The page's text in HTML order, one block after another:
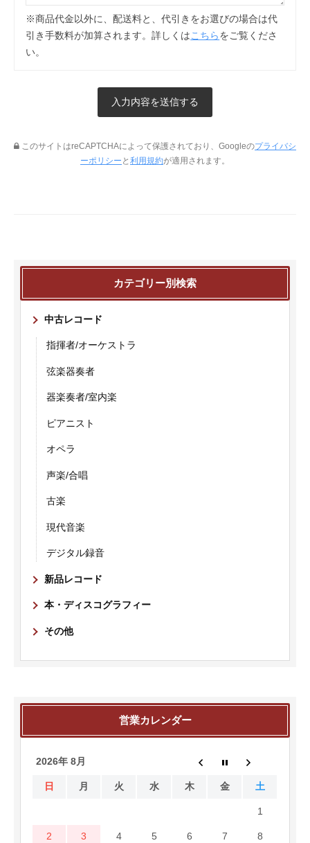
※商品代金以外に、配送料と、代引きをお選びの場合は代
引き手数料が加算されます。詳しくは こちら をご覧くださ
い。
このサイトはreCAPTCHAによって保護されており、Googleのプライバシ
ーポリシー と 利用規約が適用されます。
カテゴリー別検索
中古レコード
指揮者/オーケストラ
弦楽器奏者
器楽奏者/室内楽
ピアニスト
オペラ
声楽/合唱
古楽
現代音楽
デジタル録音
新品レコード
本・ディスコグラフィー
その他
営業カレンダー
2026年 8月
日 月 火 水 木 金 土
1
2 3 4 5 6 7 8